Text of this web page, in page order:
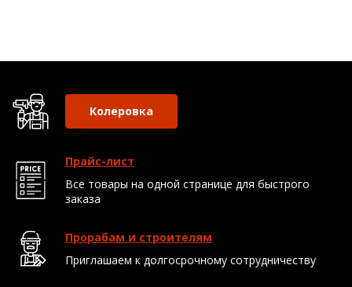
Колеровка
Прайс-лист
Все товары на одной странице для быстрого
заказа
Прорабам и строителям
Приглашаем к долгосрочному сотрудничеству